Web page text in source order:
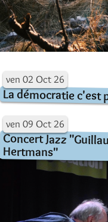
ven 02 Oct 26
La démocratie c'est
ven 09 Oct 26
Concert Jazz
Hertmans"